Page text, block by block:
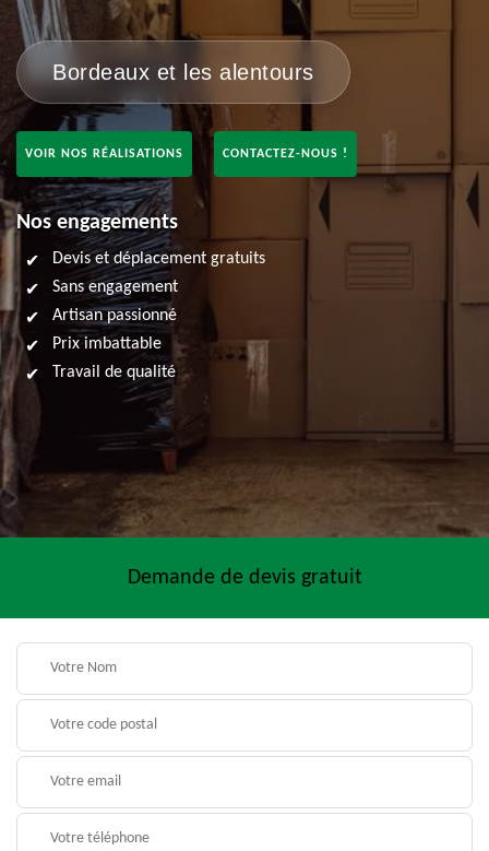
Bordeaux et les alentours
VOIR NOS RÉALISATIONS CONTACTEZ-NOUS !
Nos engagements
Devis et déplacement gratuits
Sans engagement
Artisan passionné
Prix imbattable
Travail de qualité
Demande de devis gratuit